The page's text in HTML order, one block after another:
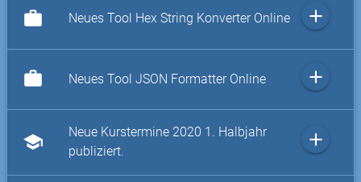
work Neues Tool Hex String Konverter Online add
work Neues Tool JSON Formatter Online add
school
Neue Kurstermine 2020 1. Halbjahr
publiziert.
add